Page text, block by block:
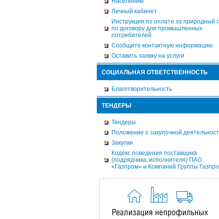
Личный кабинет
Инструкция по оплате за природный
по договору для промышленных
потребителей
Сообщите контактную информацию
Оставить заявку на услуги
СОЦИАЛЬНАЯ ОТВЕТСТВЕННОСТЬ
Благотворительность
ТЕНДЕРЫ
Тендеры
Положение о закупочной
Закупки
Кодекс поведения поставщика
(подрядчика, исполнителя) ПАО
«Газпром» и Компаний Группы